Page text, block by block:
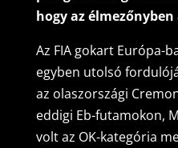
hogy az élmezőnyben
Az FIA gokart Európa-
egyben utolsó
az olaszországi
eddigi Eb-futamokon,
volt az OK-kategória